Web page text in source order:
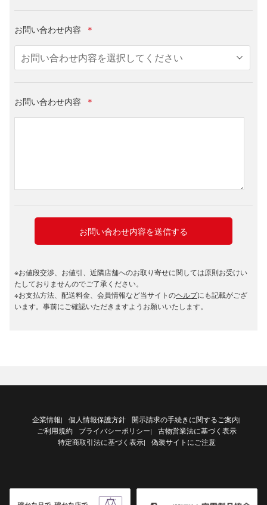
お問い合わせ内容 ＊
お問い合わせ内容 ＊
※お値段交渉、お値引、近隣店舗へのお取り寄せに関しては原則お受けい
たしておりませんのでご了承ください。
※お支払方法、配送料金、会員情報など当サイトのヘルプにも記載がござ
います。事前にご確認いただきますようお願いいたします。
企業情報| 個人情報保護方針 開示請求の手続きに関するご案内|
ご利用規約 プライバシーポリシー|
古物営業法に基づく表示
特定商取引法に基づく表示| 偽装サイトにご注意